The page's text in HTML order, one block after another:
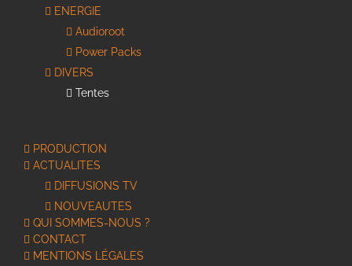
ENERGIE
Audioroot
Power Packs
DIVERS
Tentes
PRODUCTION
ACTUALITES
DIFFUSIONS TV
NOUVEAUTES
QUI SOMMES-NOUS ?
CONTACT
MENTIONS LÉGALES